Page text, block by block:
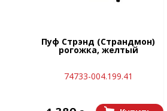
Пуф Стрэнд (Страндмон)
рогожка, желтый
74733-004.199.41